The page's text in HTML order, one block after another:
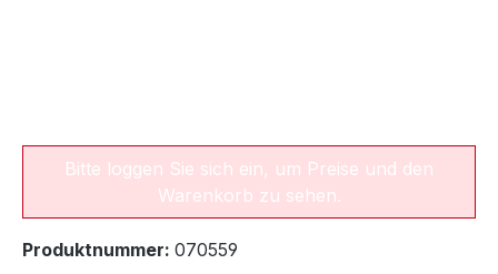
Bitte loggen Sie sich ein, um Preise und den
Warenkorb zu sehen.
Produktnummer: 070559